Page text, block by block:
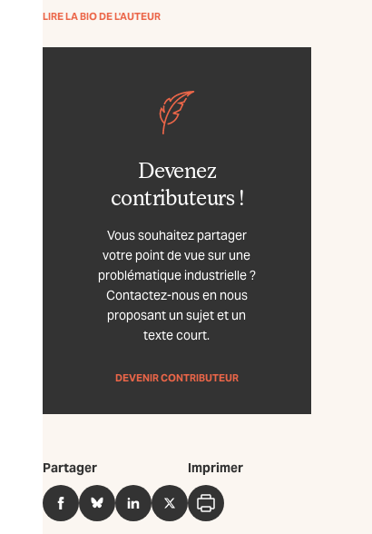
LIRE LA BIO DE L'AUTEUR
Devenez
contributeurs !
Vous souhaitez partager
votre point de vue sur une
problématique industrielle ?
Contactez-nous en nous
proposant un sujet et un
texte court.
DEVENIR CONTRIBUTEUR
Partager
FacebookBlueSkyLinkedInTwitter
Imprimer
Imprimer